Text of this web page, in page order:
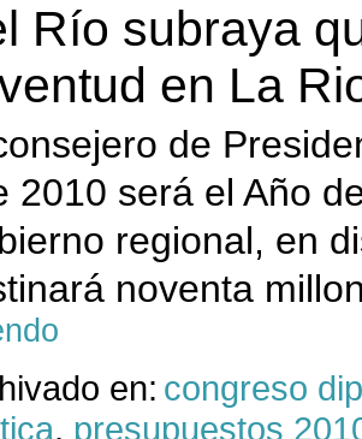
Río subraya
en La
de
2010 será el Año
regional, en
noventa
en: congreso
, presupuestos